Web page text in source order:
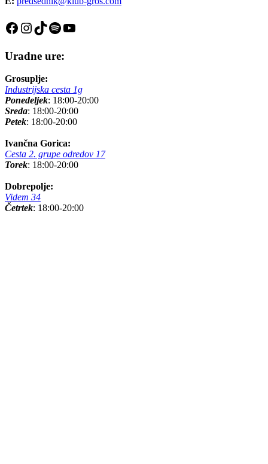
Facebook
Instagram
TikTok
Spotify
YouTube
Uradne ure:
Grosuplje:
Industrijska cesta 1g
Ponedeljek: 18:00-20:00
Sreda: 18:00-20:00
Petek: 18:00-20:00
Ivančna Gorica:
Cesta 2. grupe odredov 17
Torek: 18:00-20:00
Dobrepolje:
Videm 34
Četrtek: 18:00-20:00